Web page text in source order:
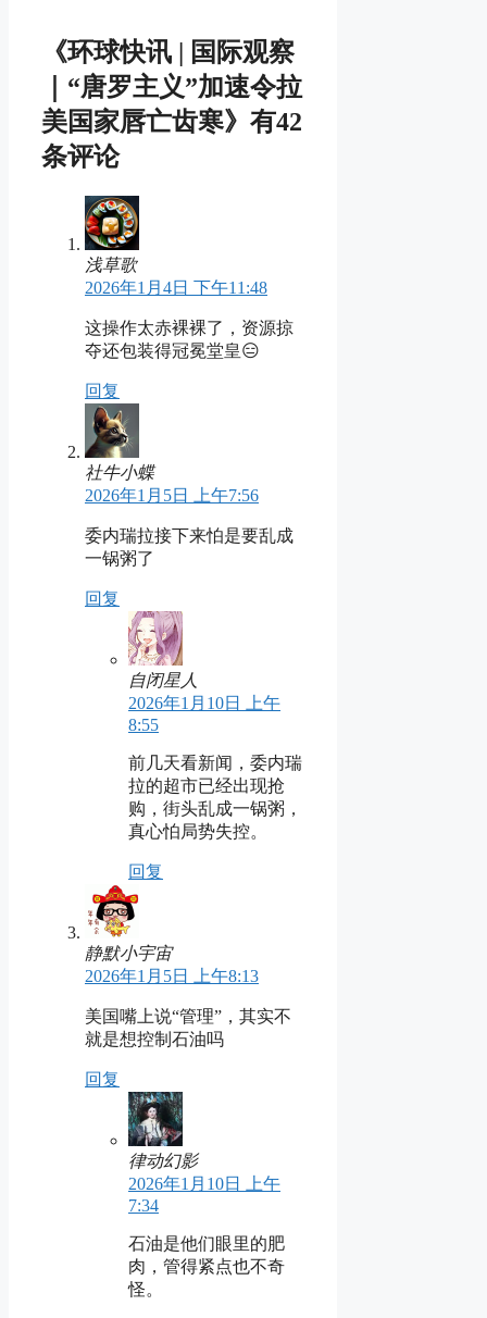
《环球快讯 | 国际观察
｜“唐罗主义”加速令拉
美国家唇亡齿寒》有42
条评论
浅草歌
2026年1月4日 下午11:48
这操作太赤裸裸了，资源掠
夺还包装得冠冕堂皇😑
回复
社牛小蝶
2026年1月5日 上午7:56
委内瑞拉接下来怕是要乱成
一锅粥了
回复
自闭星人
2026年1月10日 上午
8:55
前几天看新闻，委内瑞
拉的超市已经出现抢
购，街头乱成一锅粥，
真心怕局势失控。
回复
静默小宇宙
2026年1月5日 上午8:13
美国嘴上说“管理”，其实不
就是想控制石油吗
回复
律动幻影
2026年1月10日 上午
7:34
石油是他们眼里的肥
肉，管得紧点也不奇
怪。